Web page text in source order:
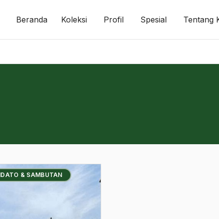
Beranda Koleksi Profil Spesial Tentang
& SAMBUTAN